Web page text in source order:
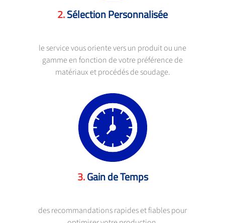
Sélection Personnalisée
le service vous oriente vers un produit ou une
gamme en fonction de votre préférence de
matériaux et procédés de soudage.
Gain de Temps
des recommandations rapides et fiables pour